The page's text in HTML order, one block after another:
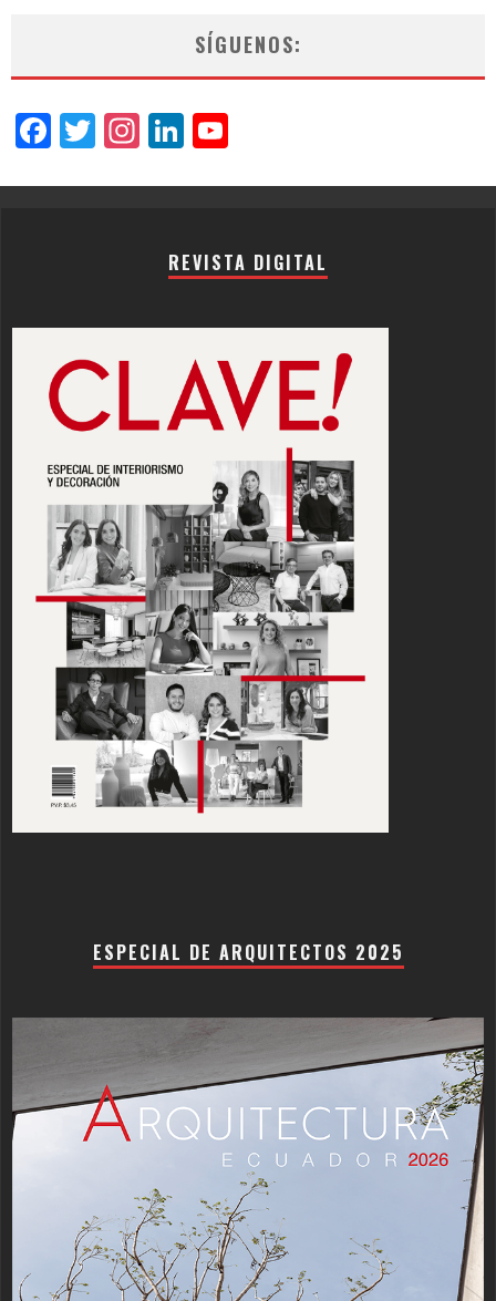
SÍGUENOS:
Facebook
Twitter
Instagram
LinkedIn
REVISTA DIGITAL
ESPECIAL DE ARQUITECTOS 2025